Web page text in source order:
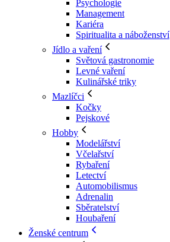
Psychologie
Management
Kariéra
Spiritualita a náboženství
Jídlo a vaření
Světová gastronomie
Levné vaření
Kulinářské triky
Mazlíčci
Kočky
Pejskové
Hobby
Modelářství
Včelařství
Rybaření
Letectví
Automobilismus
Adrenalin
Sběratelství
Houbaření
Ženské centrum